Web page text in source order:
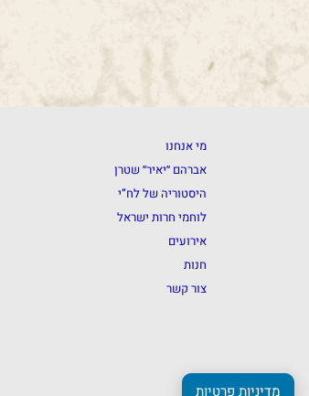
מי אנחנו
אברהם ״יאיר״ שטרן
היסטוריה של לח”י
לוחמי חרות ישראל
אירועים
חנות
צור קשר
מדיניות פרטיות